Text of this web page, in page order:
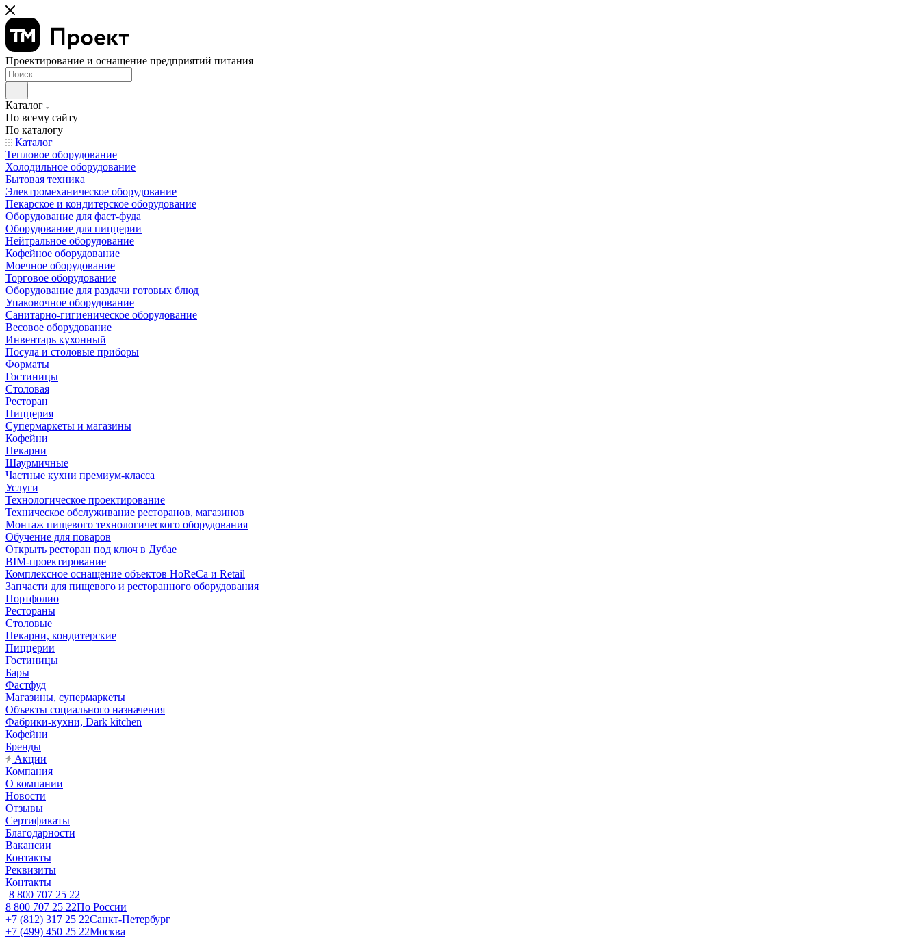
Проектирование и оснащение предприятий питания
Каталог
По всему сайту
По каталогу
Каталог
Тепловое оборудование
Холодильное оборудование
Бытовая техника
Электромеханическое оборудование
Пекарское и кондитерское оборудование
Оборудование для фаст-фуда
Оборудование для пиццерии
Нейтральное оборудование
Кофейное оборудование
Моечное оборудование
Торговое оборудование
Оборудование для раздачи готовых блюд
Упаковочное оборудование
Санитарно-гигиеническое оборудование
Весовое оборудование
Инвентарь кухонный
Посуда и столовые приборы
Форматы
Гостиницы
Столовая
Ресторан
Пиццерия
Супермаркеты и магазины
Кофейни
Пекарни
Шаурмичные
Частные кухни премиум-класса
Услуги
Технологическое проектирование
Техническое обслуживание ресторанов, магазинов
Монтаж пищевого технологического оборудования
Обучение для поваров
Открыть ресторан под ключ в Дубае
BIM-проектирование
Комплексное оснащение объектов HoReCa и Retail
Запчасти для пищевого и ресторанного оборудования
Портфолио
Рестораны
Столовые
Пекарни, кондитерские
Пиццерии
Гостиницы
Бары
Фастфуд
Магазины, супермаркеты
Объекты социального назначения
Фабрики-кухни, Dark kitchen
Кофейни
Бренды
Акции
Компания
О компании
Новости
Отзывы
Сертификаты
Благодарности
Вакансии
Контакты
Реквизиты
Контакты
8 800 707 25 22
8 800 707 25 22По России
+7 (812) 317 25 22Санкт-Петербург
+7 (499) 450 25 22Москва